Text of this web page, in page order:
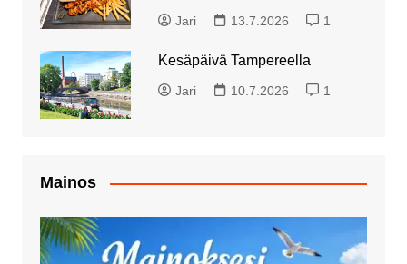
Jari 13.7.2026 1
Kesäpäivä Tampereella
Jari 10.7.2026 1
Mainos